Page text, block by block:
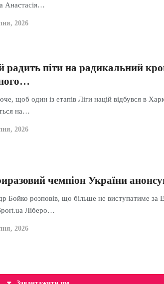
Анастасія…
2026
радить піти на радикальний
щоб один із етапів Ліги націй відбувся в
на…
2026
чемпіон України
Бойко розповів, що більше не виступатиме за
Ліберо…
2026